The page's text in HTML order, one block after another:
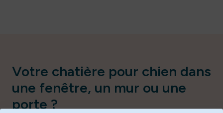
Votre chatière pour chien dans
une fenêtre, un mur ou une
porte ?